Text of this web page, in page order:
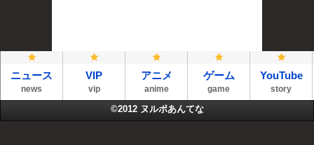
ニュース
news
VIP
vip
アニメ
anime
ゲーム
game
YouTube
story
©2012 ヌルポあんてな